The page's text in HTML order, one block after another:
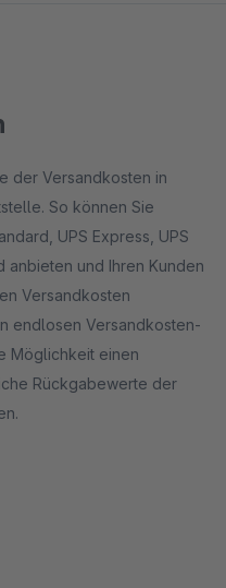
der Versandkosten in
So können Sie
UPS Express, UPS
anbieten und Ihren Kunden
Versandkosten
endlosen Versandkosten-
Möglichkeit einen
Rückgabewerte der